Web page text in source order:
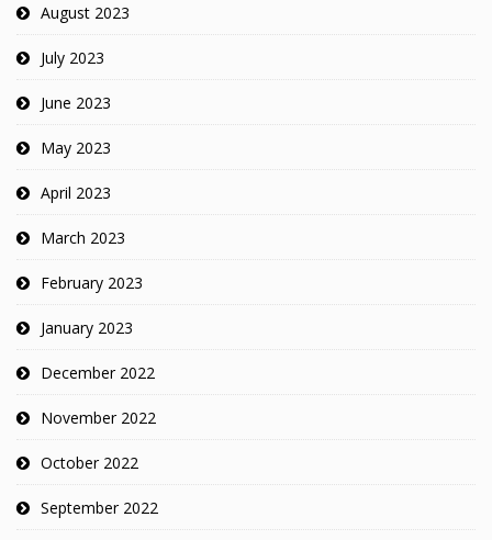
August 2023
July 2023
June 2023
May 2023
April 2023
March 2023
February 2023
January 2023
December 2022
November 2022
October 2022
September 2022